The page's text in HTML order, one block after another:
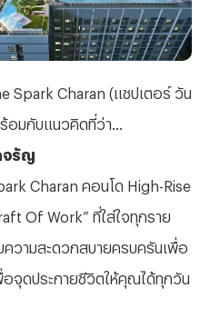
Spark Charan (แชปเตอร์ วัน
อมกับแนวคิดที่ว่า...
จรัญ
Charan คอนโด High-Rise
Of Work” ที่ใส่ใจทุกราย
วามสะดวกสบายครบครันเพื่อ
จุดประกายชีวิตให้คุณได้ทุกวัน